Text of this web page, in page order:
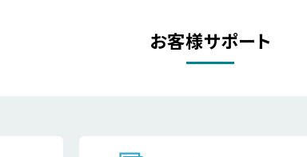
お客様サポート